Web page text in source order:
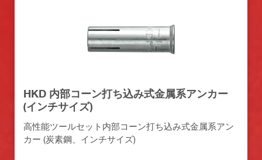
HKD 内部コーン打ち込み式金属系アンカー
(インチサイズ)
高性能ツールセット内部コーン打ち込み式金属系アン
カー (炭素鋼、インチサイズ)